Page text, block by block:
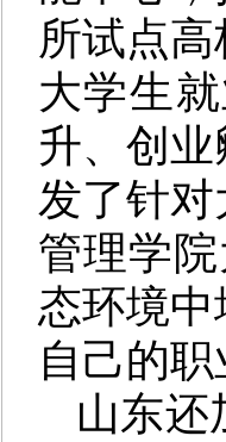
所试点
大学生
升、创
发了针
管理学
态环境
自己的
山东还